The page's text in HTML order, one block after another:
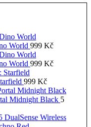
World 999 Kč
World 999 Kč
999 Kč
Midnight Black 5